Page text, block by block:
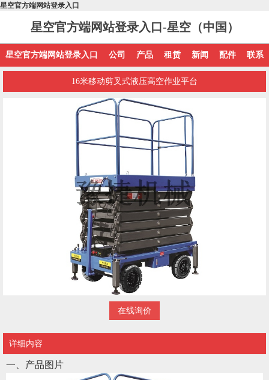
星空官方端网站登录入口
星空官方端网站登录入口-星空（中国）
星空官方端网站登录入口 公司 产品 租赁 新闻 配件 联系
16米移动剪叉式液压高空作业平台
在线询价
详细内容
一、产品图片